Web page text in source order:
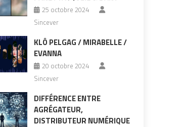
25 octobre 2024
Sincever
KLÔ PELGAG / MIRABELLE /
EVANNA
20 octobre 2024
Sincever
DIFFÉRENCE ENTRE
AGRÉGATEUR,
DISTRIBUTEUR NUMÉRIQUE